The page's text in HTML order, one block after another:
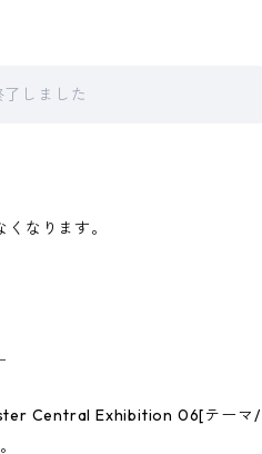
しました
なります。
Central Exhibition 06[テーマ/